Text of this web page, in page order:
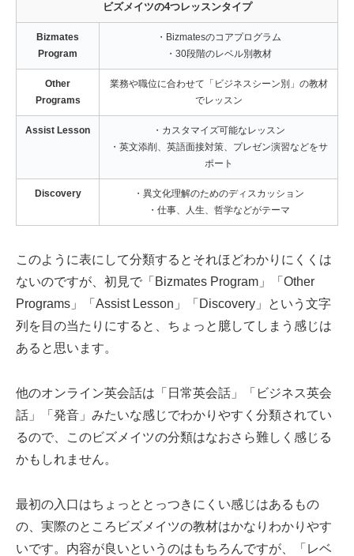
ビズメイツの4つレッスンタイプ
Bizmates
Program
・Bizmatesのコアプログラム
・30段階のレベル別教材
Other
Programs
業務や職位に合わせて「ビジネスシーン別」の教材
でレッスン
Assist Lesson
・カスタマイズ可能なレッスン
・英文添削、英語面接対策、プレゼン演習などをサ
ポート
Discovery
・異文化理解のためのディスカッション
・仕事、人生、哲学などがテーマ
このように表にして分類するとそれほどわかりにくくは
ないのですが、初見で「Bizmates Program」「Other
Programs」「Assist Lesson」「Discovery」という文字
列を目の当たりにすると、ちょっと臆してしまう感じは
あると思います。
他のオンライン英会話は「日常英会話」「ビジネス英会
話」「発音」みたいな感じでわかりやすく分類されてい
るので、このビズメイツの分類はなおさら難しく感じる
かもしれません。
最初の入口はちょっととっつきにくい感じはあるもの
の、実際のところビズメイツの教材はかなりわかりやす
いです。内容が良いというのはもちろんですが、「レベ